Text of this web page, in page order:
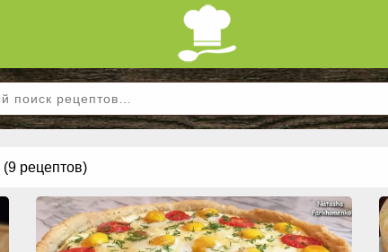
(9 рецептов)